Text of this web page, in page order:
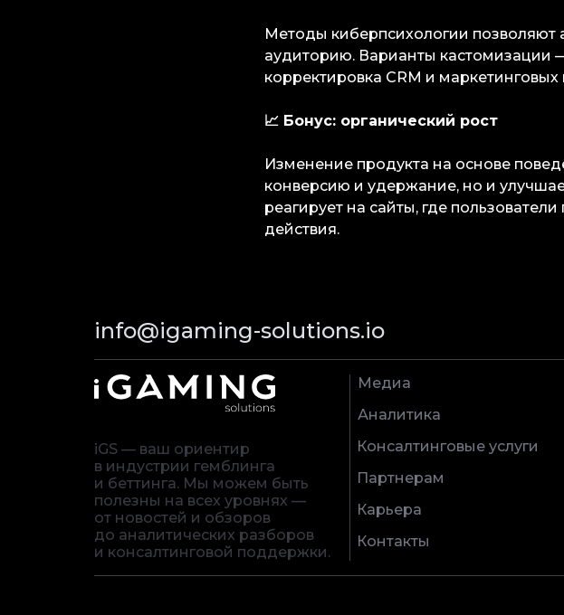
Методы киберпсихологии позволяют
аудиторию. Варианты кастомизации
корректировка CRM и маркетинговых
📈 Бонус: органический рост
Изменение продукта на основе
конверсию и удержание, но и
реагирует на сайты, где
действия.
info@igaming-solutions.io
iGS — ваш ориентир
в индустрии гемблинга
и беттинга. Мы можем быть
полезны на всех уровнях —
от новостей и обзоров
до аналитических разборов
и консалтинговой поддержки.
Аналитика
Медиа
Консалтинговые услуги
Контакты
Карьера
Партнерам